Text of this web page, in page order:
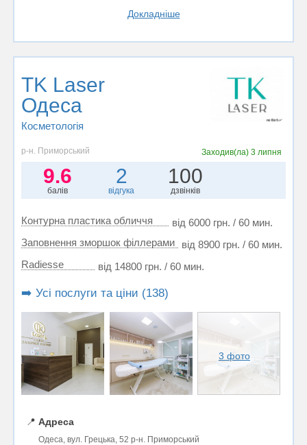
Докладніше
TK Laser
Одеса
Косметологія
р-н. Приморський Заходив(ла)3 липня
9.6
балів
2
відгука
100
дзвінків
Контурна пластика обличчя
від 6000 грн. / 60 мин.
Заповнення зморшок філлерами
від 8900 грн. / 60 мин.
Radiesse
від 14800 грн. / 60 мин.
➡️ Усі послуги та ціни (138)
3 фото
📍 Адреса
Одеса, вул. Грецька, 52 р-н. Приморський